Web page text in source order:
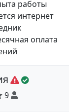
работы
интернет
оплата
9